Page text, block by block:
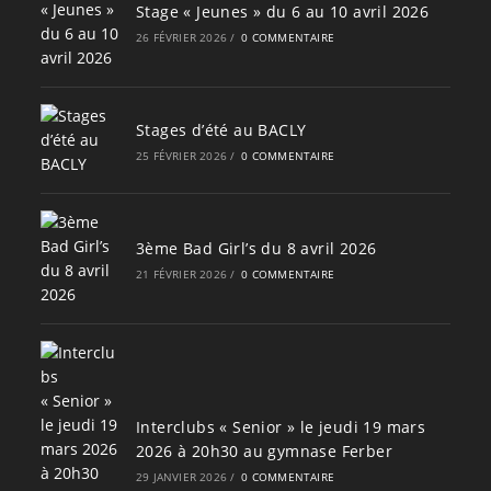
Stage « Jeunes » du 6 au 10 avril 2026
26 FÉVRIER 2026 / 0 COMMENTAIRE
Stages d’été au BACLY
25 FÉVRIER 2026 / 0 COMMENTAIRE
3ème Bad Girl’s du 8 avril 2026
21 FÉVRIER 2026 / 0 COMMENTAIRE
Interclubs « Senior » le jeudi 19 mars
2026 à 20h30 au gymnase Ferber
29 JANVIER 2026 / 0 COMMENTAIRE